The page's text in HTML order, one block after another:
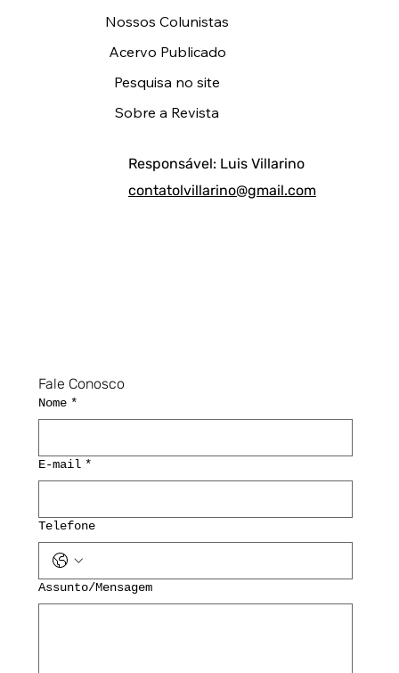
Fale Conosco
Nome *
E-mail *
Telefone
Assunto/Mensagem
Responsável: Luis Villarino
contatolvillarino@gmail.com
Nossos Colunistas
Acervo Publicado
Pesquisa no site
Sobre a Revista